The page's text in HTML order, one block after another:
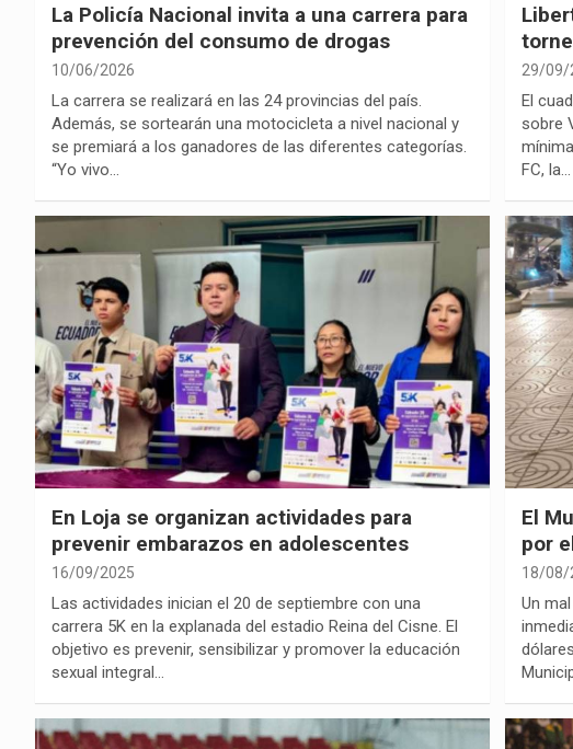
La Policía Nacional invita a una carrera para
prevención del consumo de drogas
10/06/2026
La carrera se realizará en las 24 provincias del país.
Además, se sortearán una motocicleta a nivel nacional y
se premiará a los ganadores de las diferentes categorías.
“Yo vivo…
29/09/
El
sobre
FC, la…
En Loja se organizan actividades para
prevenir embarazos en adolescentes
16/09/2025
Las actividades inician el 20 de septiembre con una
carrera 5K en la explanada del estadio Reina del Cisne. El
objetivo es prevenir, sensibilizar y promover la educación
sexual integral…
El
por
18/08/
Un